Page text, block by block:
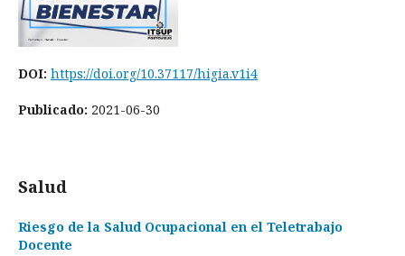
DOI: https://doi.org/10.37117/higia.v1i4
Publicado: 2021-06-30
Salud
Riesgo de la Salud Ocupacional en el Teletrabajo
Docente